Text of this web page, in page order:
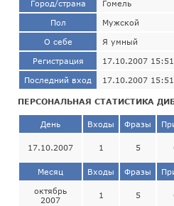
Город/страна Гомель
Пол Мужской
О себе Я умный
Регистрация 17.10.2007
Последний вход 17.10.2007
ПЕРСОНАЛЬНАЯ СТАТИСТИКА
День Входы Фразы
17.10.2007 1 5
Месяц Входы Фразы
октябрь
2007
1 5